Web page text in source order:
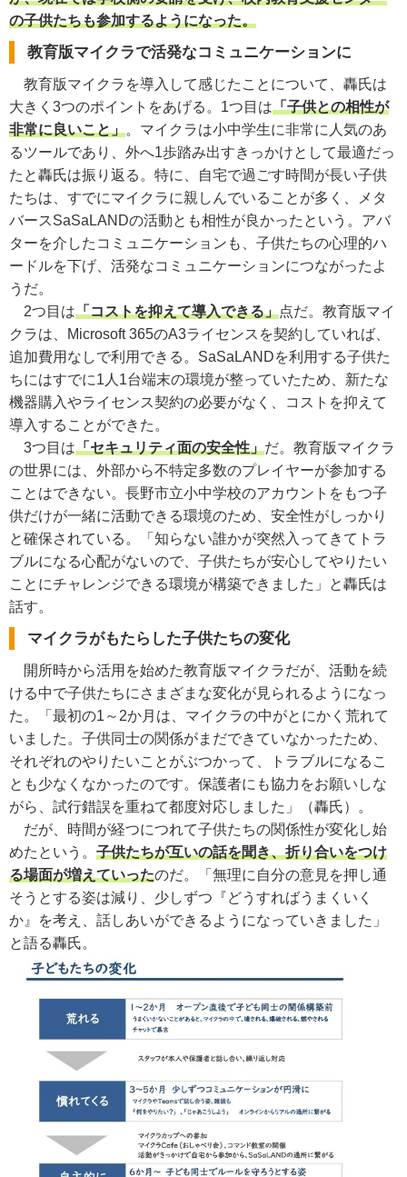
の子供たちも参加するようになった。
教育版マイクラで活発なコミュニケーションに
教育版マイクラを導入して感じたことについて、轟氏は
大きく3つのポイントをあげる。1つ目は「子供との相性が
非常に良いこと」。マイクラは小中学生に非常に人気のあ
るツールであり、外へ1歩踏み出すきっかけとして最適だっ
たと轟氏は振り返る。特に、自宅で過ごす時間が長い子供
たちは、すでにマイクラに親しんでいることが多く、メタ
バースSaSaLANDの活動とも相性が良かったという。アバ
ターを介したコミュニケーションも、子供たちの心理的ハ
ードルを下げ、活発なコミュニケーションにつながったよ
うだ。
2つ目は「コストを抑えて導入できる」点だ。教育版マイ
クラは、Microsoft 365のA3ライセンスを契約していれば、
追加費用なしで利用できる。SaSaLANDを利用する子供た
ちにはすでに1人1台端末の環境が整っていたため、新たな
機器購入やライセンス契約の必要がなく、コストを抑えて
導入することができた。
3つ目は「セキュリティ面の安全性」だ。教育版マイクラ
の世界には、外部から不特定多数のプレイヤーが参加する
ことはできない。長野市立小中学校のアカウントをもつ子
供だけが一緒に活動できる環境のため、安全性がしっかり
と確保されている。「知らない誰かが突然入ってきてトラ
ブルになる心配がないので、子供たちが安心してやりたい
ことにチャレンジできる環境が構築できました」と轟氏は
話す。
マイクラがもたらした子供たちの変化
開所時から活用を始めた教育版マイクラだが、活動を続
ける中で子供たちにさまざまな変化が見られるようになっ
た。「最初の1～2か月は、マイクラの中がとにかく荒れて
いました。子供同士の関係がまだできていなかったため、
それぞれのやりたいことがぶつかって、トラブルになるこ
とも少なくなかったのです。保護者にも協力をお願いしな
がら、試行錯誤を重ねて都度対応しました」（轟氏）。
だが、時間が経つにつれて子供たちの関係性が変化し始
めたという。 子供たちが互いの話を聞き、折り合いをつけ
る場面が増えていったのだ。「無理に自分の意見を押し通
そうとする姿は減り、少しずつ『どうすればうまくいく
か』を考え、話しあいができるようになっていきました」
と語る轟氏。